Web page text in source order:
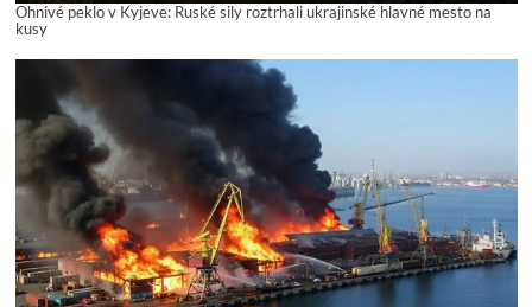
Ohnivé peklo v Kyjeve: Ruské sily roztrhali ukrajinské hlavné mesto na
kusy